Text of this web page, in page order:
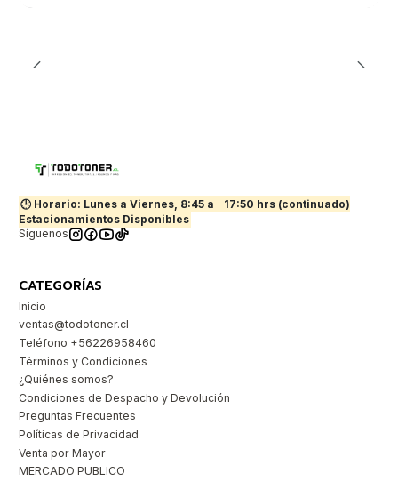
🕒 Horario: Lunes a Viernes, 8:45 a
17:50 hrs (continuado)
Estacionamientos Disponibles
Síguenos
CATEGORÍAS
Inicio
ventas@todotoner.cl
Teléfono +56226958460
Términos y Condiciones
¿Quiénes somos?
Condiciones de Despacho y Devolución
Preguntas Frecuentes
Políticas de Privacidad
Venta por Mayor
MERCADO PUBLICO